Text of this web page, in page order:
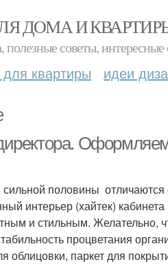
ДОМА И
советы, интересные
для квартиры идеи
половины отличаются
интерьер (хайтек)
и стильным. Желательно,
процветания
паркет для